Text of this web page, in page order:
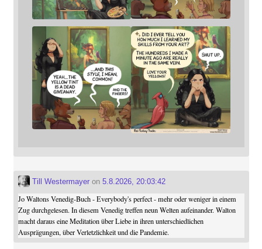
Till Westermayeron 5.8.2026, 20:03:42
Jo Waltons Venedig-Buch - Everybody's perfect - mehr oder weniger in einem
Zug durchgelesen. In diesem Venedig treffen neun Welten aufeinander. Walton
macht daraus eine Meditation über Liebe in ihren unterschiedlichen
Ausprägungen, über Verletzlichkeit und die Pandemie.